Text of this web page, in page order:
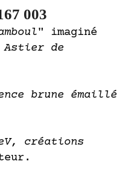
003
" imaginé
Astier de
brune émaillé
créations